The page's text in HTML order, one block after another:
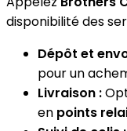
disponibilité des
Dépôt et
pour un
Livraison :
en points